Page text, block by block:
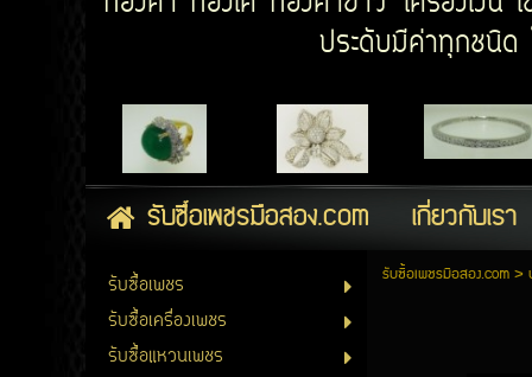
ประดับมีค่าทุกชนิ
รับซื้อเพชรมือสอง.com เกี่ยวกับเรา
รับซื้อเพชร
รับซื้อเครื่องเพชร
รับซื้อแหวนเพชร
รับซื้อเพชรมือสอง.com>